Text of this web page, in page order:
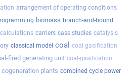
arrangement of operating conditions
biomass branch-and-bound
calculations carriers case studies catalysis
classical model coal coal gasification
fired generating unit coal-gasification
cogeneration plants combined cycle power